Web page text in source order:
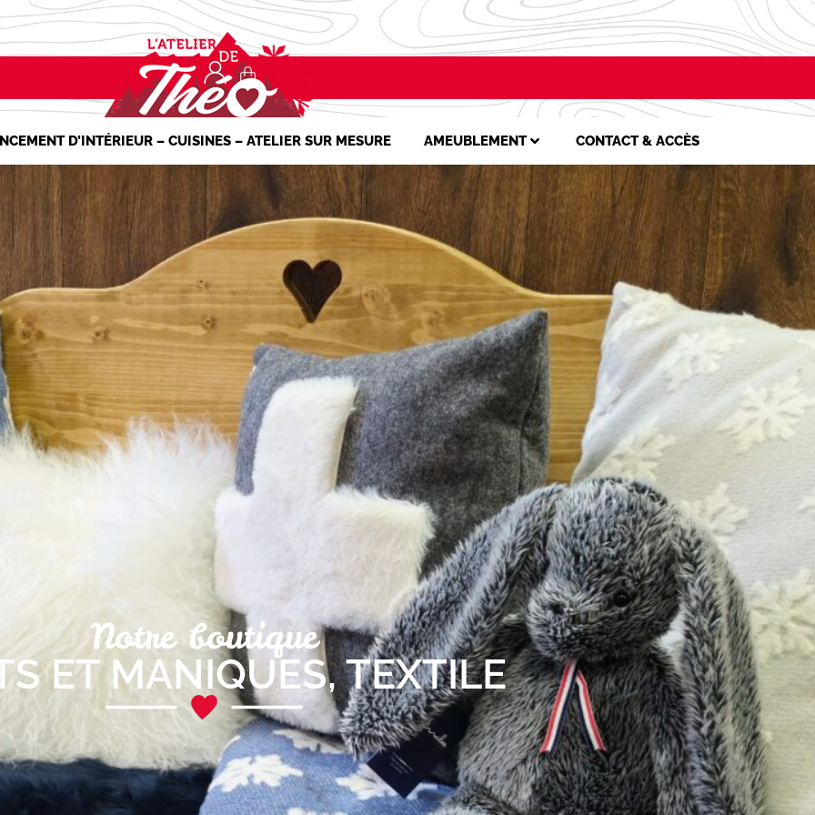
D’INTÉRIEUR – CUISINES – ATELIER SUR MESURE AMEUBLEMENT CONTACT & ACCÈS
Notre boutique
ET MANIQUES,TEXTILE